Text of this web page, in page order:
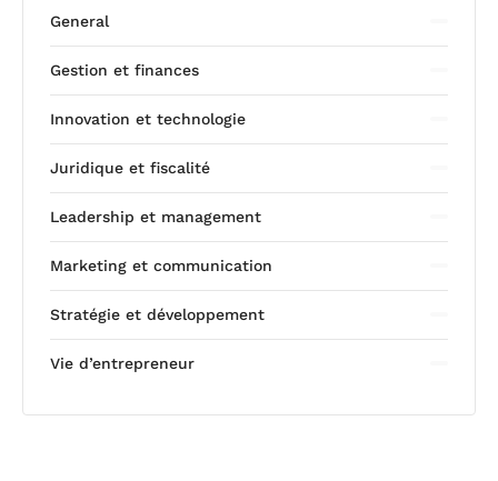
General
Gestion et finances
Innovation et technologie
Juridique et fiscalité
Leadership et management
Marketing et communication
Stratégie et développement
Vie d’entrepreneur